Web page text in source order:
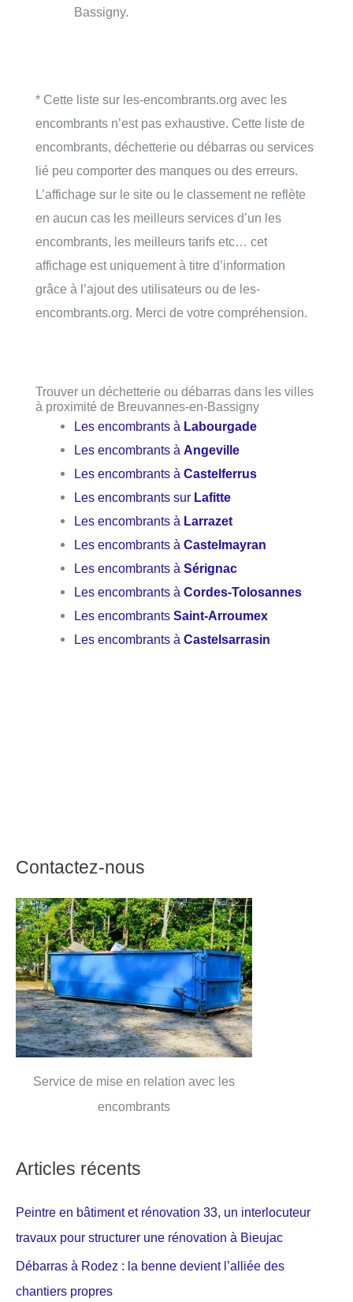
Bassigny.
* Cette liste sur les-encombrants.org avec les
encombrants n’est pas exhaustive. Cette liste de
encombrants, déchetterie ou débarras ou services
lié peu comporter des manques ou des erreurs.
L’affichage sur le site ou le classement ne reflète
en aucun cas les meilleurs services d’un les
encombrants, les meilleurs tarifs etc… cet
affichage est uniquement à titre d’information
grâce à l’ajout des utilisateurs ou de les-
encombrants.org. Merci de votre compréhension.
Trouver un déchetterie ou débarras dans les villes
à proximité de Breuvannes-en-Bassigny
Les encombrants à Labourgade
Les encombrants àAngeville
Les encombrants àCastelferrus
Les encombrants sur Lafitte
Les encombrants à Larrazet
Les encombrants àCastelmayran
Les encombrants àSérignac
Les encombrants àCordes-Tolosannes
Les encombrantsSaint-Arroumex
Les encombrants àCastelsarrasin
Contactez-nous
Service de mise en relation avec les
encombrants
Articles récents
Peintre en bâtiment et rénovation 33, un interlocuteur
travaux pour structurer une rénovation à Bieujac
Débarras à Rodez : la benne devient l’alliée des
chantiers propres